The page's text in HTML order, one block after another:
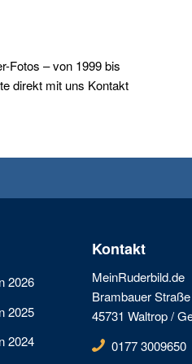
Fotos – von 1999 bis
direkt mit uns Kontakt
2026
2025
2024
Kontakt
MeinRuderbild.de
Brambauer
45731 Waltrop /
0177 3009650